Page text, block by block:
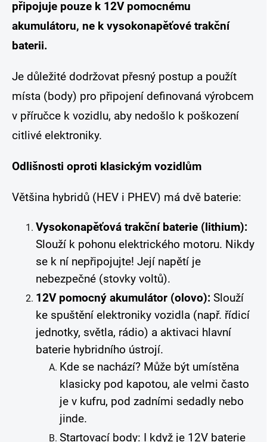
připojuje pouze k 12V pomocnému
akumulátoru, ne k vysokonapěťové trakční
baterii.
Je důležité dodržovat přesný postup a použít
místa (body) pro připojení definovaná výrobcem
v příručce k vozidlu, aby nedošlo k poškození
citlivé elektroniky.
Odlišnosti oproti klasickým vozidlům
Většina hybridů (HEV i PHEV) má dvě baterie:
Vysokonapěťová trakční baterie (lithium):
Slouží k pohonu elektrického motoru. Nikdy
se k ní nepřipojujte! Její napětí je
nebezpečné (stovky voltů).
12V pomocný akumulátor (olovo): Slouží
ke spuštění elektroniky vozidla (např. řídicí
jednotky, světla, rádio) a aktivaci hlavní
baterie hybridního ústrojí.
Kde se nachází? Může být umístěna
klasicky pod kapotou, ale velmi často
je v kufru, pod zadními sedadly nebo
jinde.
Startovací body: I když je 12V baterie